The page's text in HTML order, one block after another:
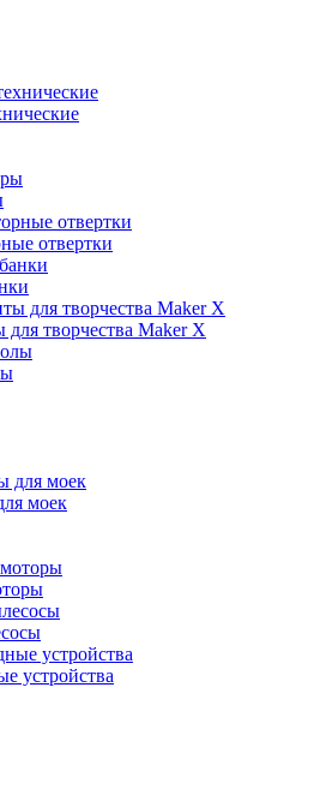
отвертки
творчества Maker X
моек
устройства